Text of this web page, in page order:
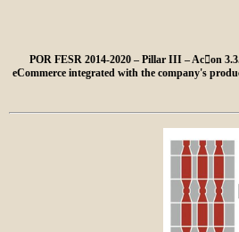
POR FESR 2014-2020 – Pillar III – Ac􀆟on
eCommerce integrated with the company's